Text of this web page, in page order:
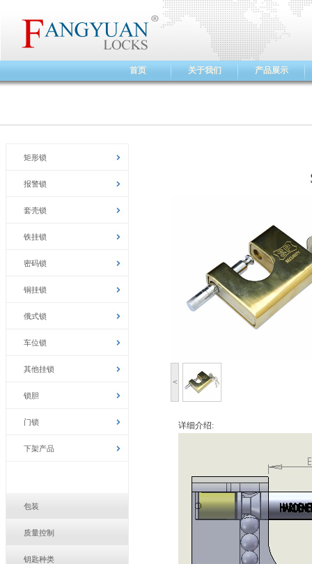
首页 关于我们 产品展示
矩形锁
报警锁
套壳锁
铁挂锁
密码锁
铜挂锁
俄式锁
车位锁
其他挂锁
锁胆
门锁
下架产品
包装
质量控制
钥匙种类
<
详细介绍: